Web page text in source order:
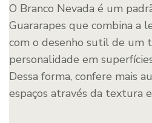
O Branco Nevada é um
Guararapes que combina a
com o desenho sutil de um
personalidade em
Dessa forma, confere mais
espaços através da textura